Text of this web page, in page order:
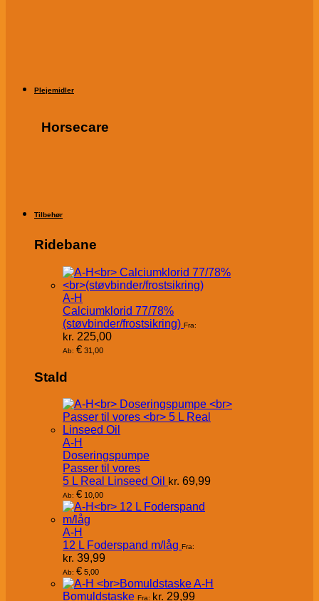
Plejemidler
Horsecare
Tilbehør
Ridebane
A-H
Calciumklorid 77/78%
(støvbinder/frostsikring) Fra:
kr. 225,00
Ab: € 31,00
Stald
A-H
Doseringspumpe
Passer til vores
5 L Real Linseed Oil kr. 69,99
Ab: € 10,00
A-H
12 L Foderspand m/låg Fra:
kr. 39,99
Ab: € 5,00
A-H
Bomuldstaske Fra: kr. 29,99